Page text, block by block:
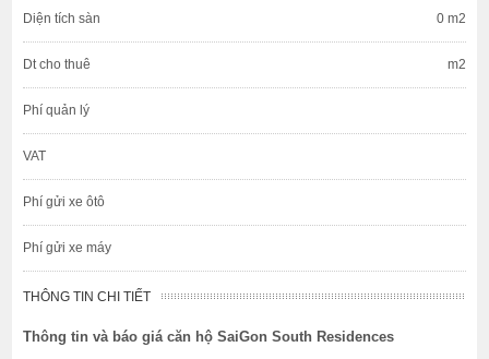
Diện tích sàn 0 m2
Dt cho thuê m2
Phí quản lý
VAT
Phí gửi xe ôtô
Phí gửi xe máy
THÔNG TIN CHI TIẾT
Thông tin và báo giá căn hộ SaiGon South Residences